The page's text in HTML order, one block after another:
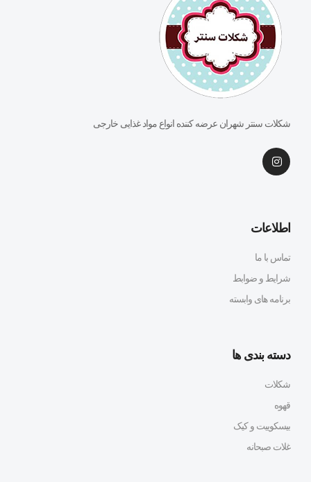
شکلات سنتر شهران عرضه کننده انواع مواد غذایی خارجی
اطلاعات
تماس با ما
شرایط و ضوابط
برنامه های وابسته
دسته بندی ها
شکلات
قهوه
بیسکوییت و کیک
غلات صبحانه